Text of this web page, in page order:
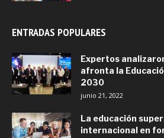
ENTRADAS POPULARES
Expertos
afronta la
2030
junio 21, 2022
La educación
internacional en